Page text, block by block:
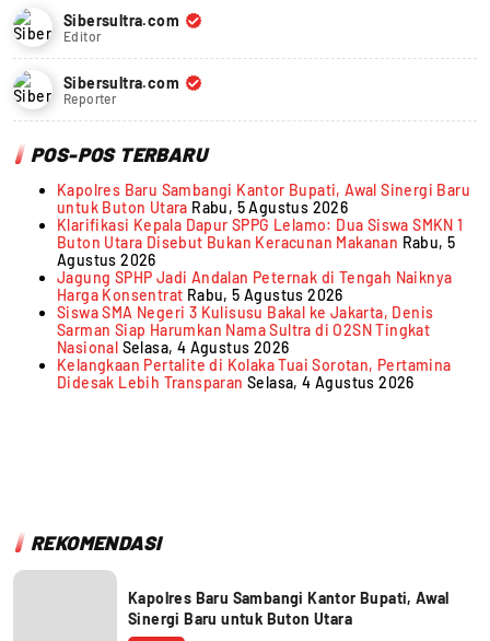
Sibersultra.com
Editor
Sibersultra.com
Reporter
POS-POS TERBARU
Kapolres Baru Sambangi Kantor Bupati, Awal Sinergi Baru
untuk Buton Utara Rabu, 5 Agustus 2026
Klarifikasi Kepala Dapur SPPG Lelamo: Dua Siswa SMKN 1
Buton Utara Disebut Bukan Keracunan Makanan Rabu, 5
Agustus 2026
Jagung SPHP Jadi Andalan Peternak di Tengah Naiknya
Harga Konsentrat Rabu, 5 Agustus 2026
Siswa SMA Negeri 3 Kulisusu Bakal ke Jakarta, Denis
Sarman Siap Harumkan Nama Sultra di O2SN Tingkat
Nasional Selasa, 4 Agustus 2026
Kelangkaan Pertalite di Kolaka Tuai Sorotan, Pertamina
Didesak Lebih Transparan Selasa, 4 Agustus 2026
REKOMENDASI
Kapolres Baru Sambangi Kantor Bupati, Awal
Sinergi Baru untuk Buton Utara